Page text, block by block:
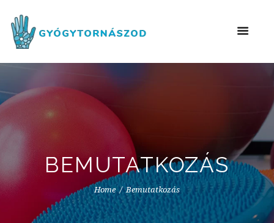
BEMUTATKOZÁS
Home Bemutatkozás